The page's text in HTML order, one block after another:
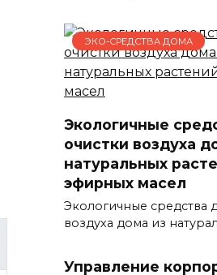
ЭКО-СРЕДСТВА ДОМА
Экологичные
очистки воздуха
натуральных
эфирных масел
Экологичные средства
воздуха дома из
Управление